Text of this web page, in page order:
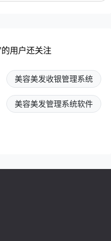
用户还关注
美容美发收银管理系统
美容美发管理系统软件